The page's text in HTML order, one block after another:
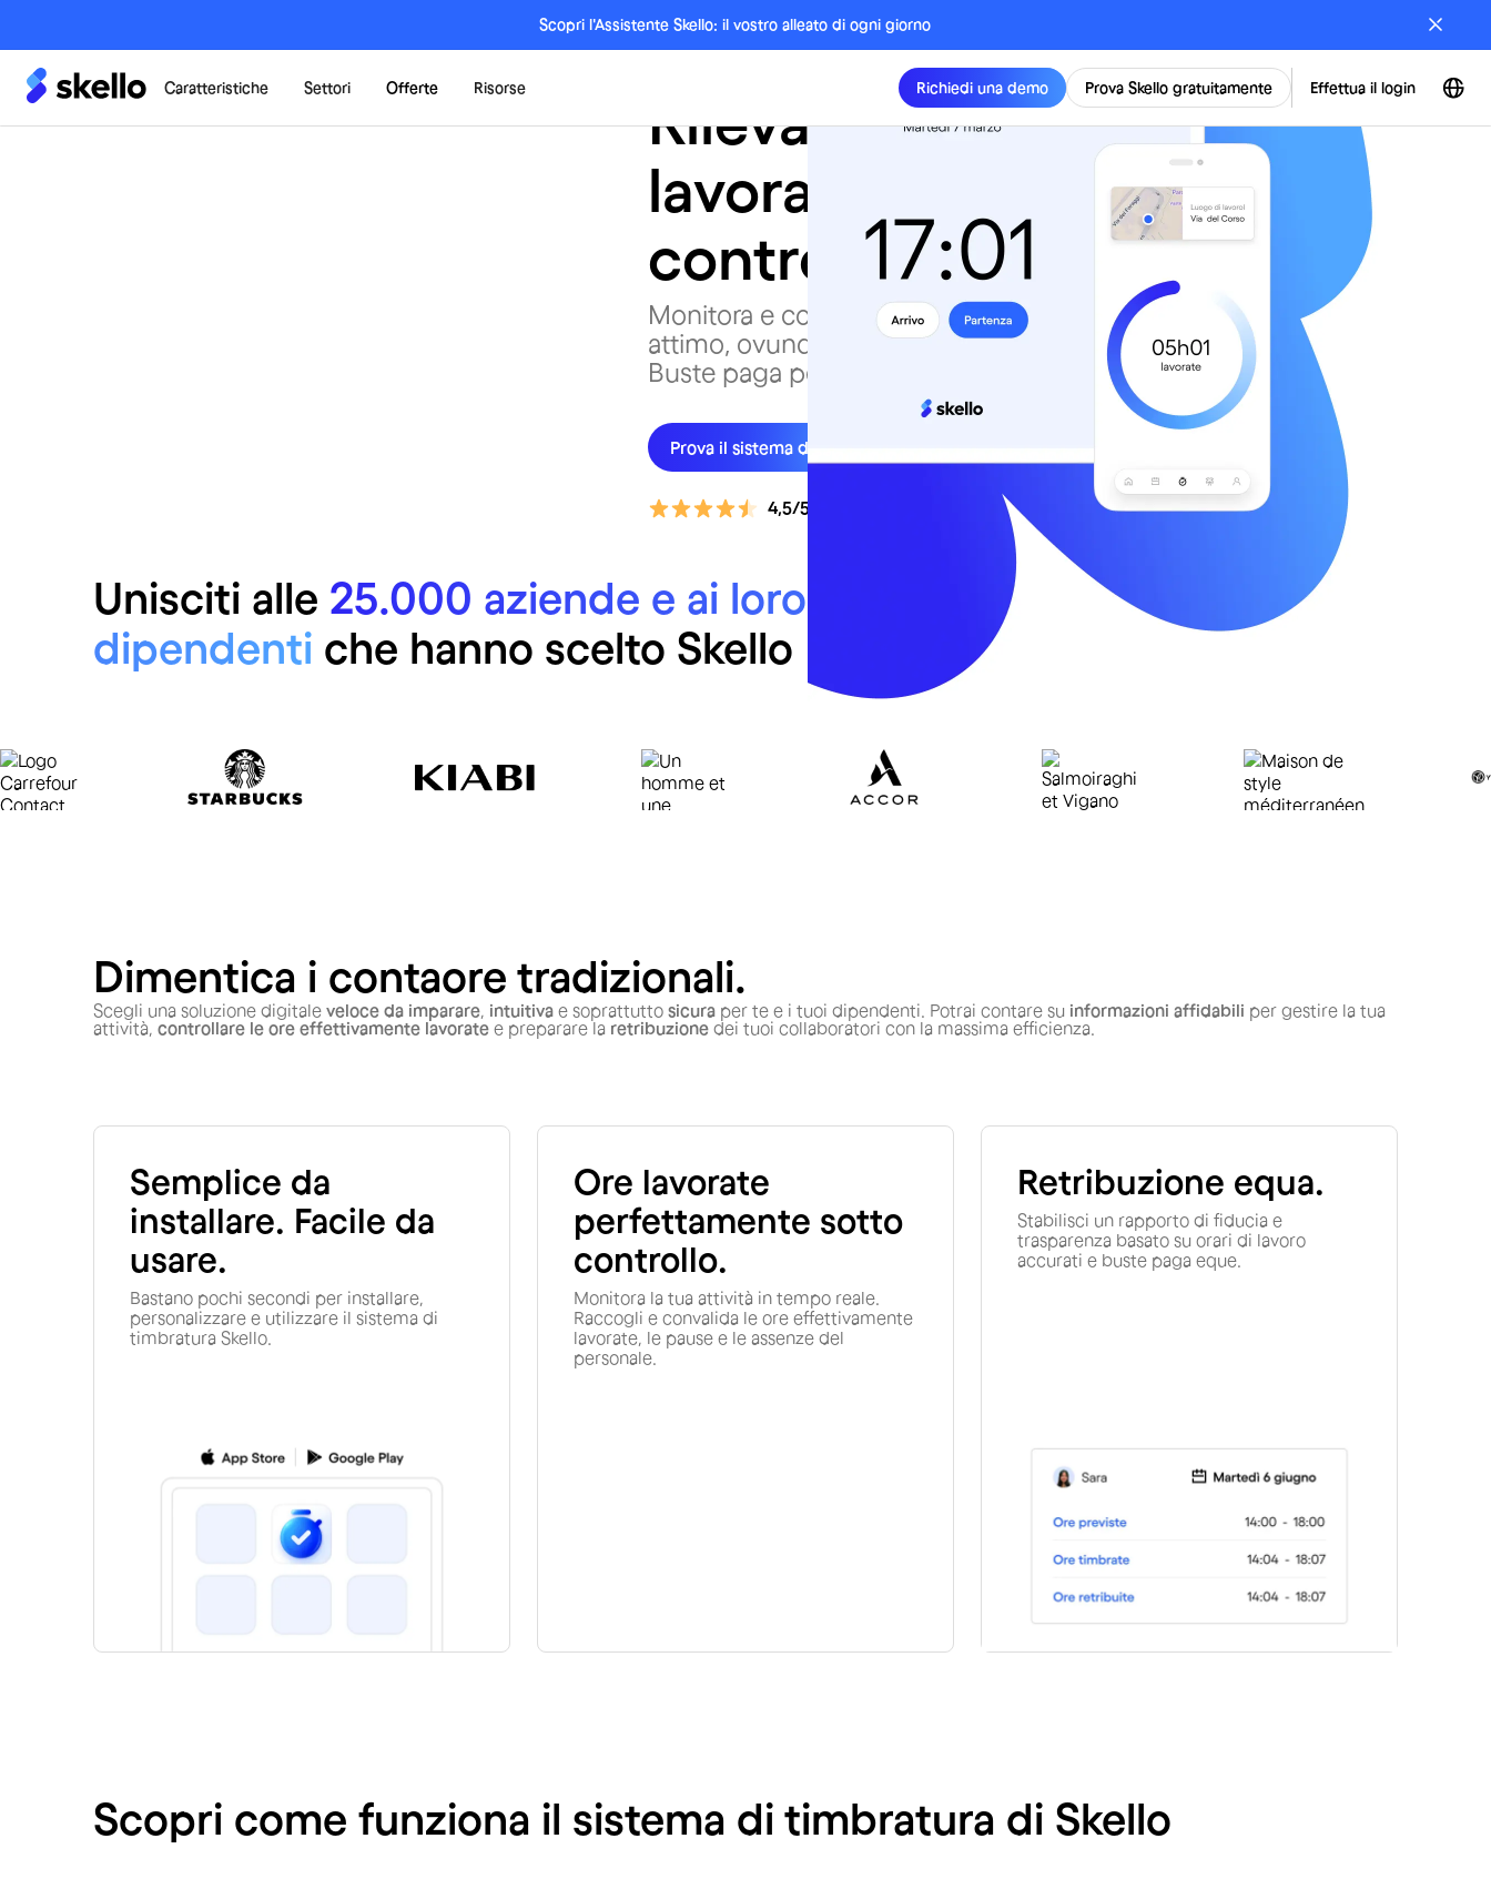
Scopri l'Assistente Skello: il vostro alleato di ogni giorno
Caratteristiche Settori Offerte Risorse Richiedi una demo Prova Skello gratuitamente Effettua il login
Rilevazione presenze e ore
lavorate sempre sotto
controllo.
Monitora e controlla le ore lavorate dei tuoi dipendenti in un
attimo, ovunque si trovino.
Buste paga perfette e ambiente di lavoro sereno.
Prova il sistema di timbratura
4,5/5 su un totale di oltre 2.000 recensioni
Unisciti alle 25.000 aziende e ai loro 600.000
dipendenti che hanno scelto Skello
Dimentica i contaore tradizionali.
Scegli una soluzione digitale veloce da imparare intuitiva e soprattutto sicura per te e i tuoi dipendenti. Potrai contare su informazioni affidabili per gestire la tua
attività, controllare le ore effettivamente lavorate e preparare la retribuzione dei tuoi collaboratori con la massima efficienza.
Semplice da
installare. Facile da
usare.
Bastano pochi secondi per installare,
personalizzare e utilizzare il sistema di
timbratura Skello.
Ore lavorate
perfettamente sotto
controllo.
Monitora la tua attività in tempo reale.
Raccogli e convalida le ore effettivamente
lavorate, le pause e le assenze del
personale.
Retribuzione equa.
Stabilisci un rapporto di fiducia e
trasparenza basato su orari di lavoro
accurati e buste paga eque.
Scopri come funziona il sistema di timbratura di Skello